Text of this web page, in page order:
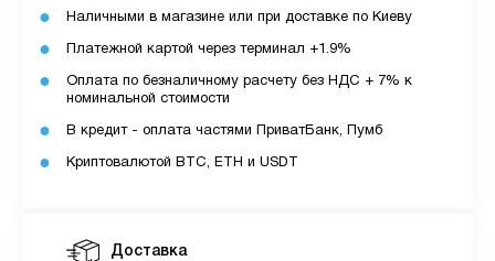
Доставка
Наличными в магазине или при доставке по Киеву
Платежной картой через терминал +1.9%
Оплата по безналичному расчету без НДС + 7% к
номинальной стоимости
В кредит - оплата частями ПриватБанк, Пумб
Криптовалютой BTC, ETH и USDT